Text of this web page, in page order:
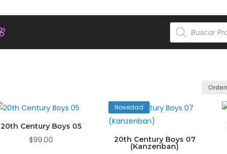
Búsqueda
de
productos
20th Century Boys 05
$99.00
Novedad
20th Century Boys 07
(Kanzenban)